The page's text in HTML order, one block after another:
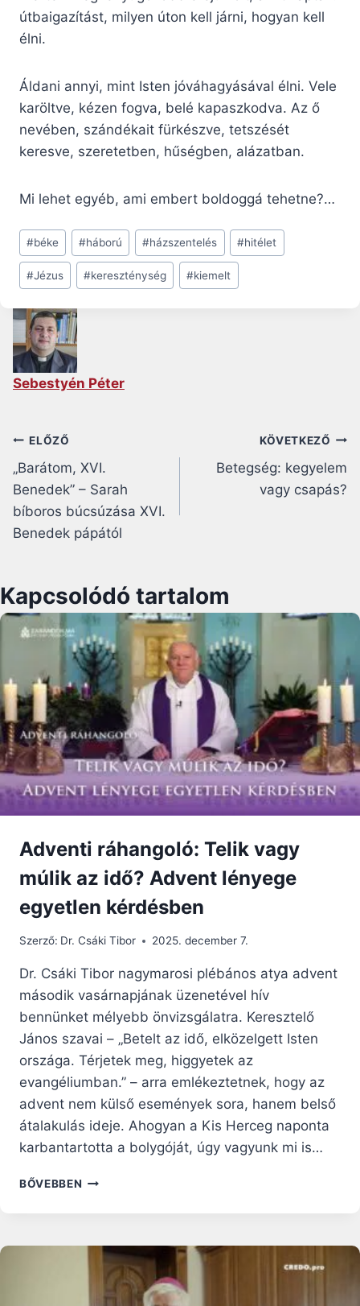
útbaigazítást, milyen úton kell járni, hogyan kell
élni.
Áldani annyi, mint Isten jóváhagyásával élni. Vele
karöltve, kézen fogva, belé kapaszkodva. Az ő
nevében, szándékait fürkészve, tetszését
keresve, szeretetben, hűségben, alázatban.
Mi lehet egyéb, ami embert boldoggá tehetne?…
Post
Tags:
#béke #háború #házszentelés #hitélet
#Jézus #kereszténység #kiemelt
Sebestyén Péter
Bejegyzés
navigáció
ELŐZŐ
„Barátom, XVI.
Benedek” – Sarah
bíboros búcsúzása XVI.
Benedek pápától
KÖVETKEZŐ
Betegség: kegyelem
vagy csapás?
Kapcsolódó tartalom
Adventi ráhangoló: Telik vagy
múlik az idő? Advent lényege
egyetlen kérdésben
Szerző: Dr. Csáki Tibor 2025. december 7.
Dr. Csáki Tibor nagymarosi plébános atya advent
második vasárnapjának üzenetével hív
bennünket mélyebb önvizsgálatra. Keresztelő
János szavai – „Betelt az idő, elközelgett Isten
országa. Térjetek meg, higgyetek az
evangéliumban.” – arra emlékeztetnek, hogy az
advent nem külső események sora, hanem belső
átalakulás ideje. Ahogyan a Kis Herceg naponta
karbantartotta a bolygóját, úgy vagyunk mi is…
BŐVEBBEN ADVENTI
MÚLIK
ADVENT